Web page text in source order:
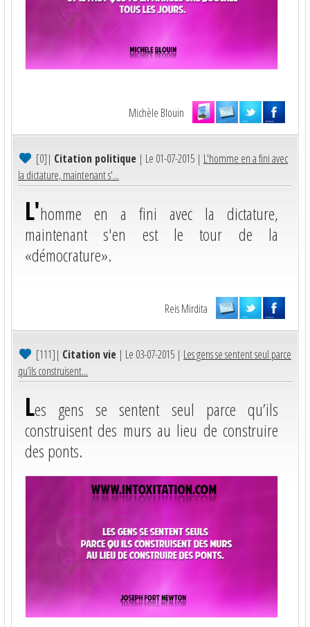
Michèle Blouin
[0]| Citation politique | Le 01-07-2015 | L'homme en a fini avec
la dictature, maintenant s'...
L'homme en a fini avec la dictature,
maintenant s'en est le tour de la
«démocrature».
Reis Mirdita
[111]| Citation vie | Le 03-07-2015 | Les gens se sentent seul parce
qu’ils construisent...
Les gens se sentent seul parce qu’ils
construisent des murs au lieu de construire
des ponts.